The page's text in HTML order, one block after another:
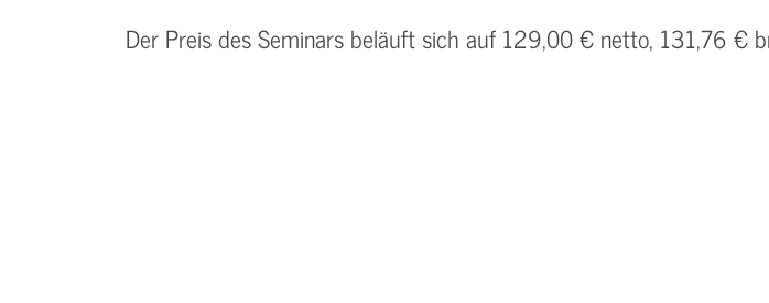
Der Preis des Seminars beläuft sich auf 129,00 € netto, 131,76 €